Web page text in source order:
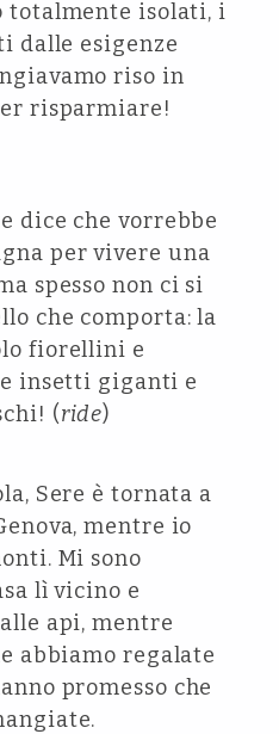
totalmente isolati, i
dalle esigenze
riso in
risparmiare!
dice che vorrebbe
per vivere una
spesso non ci si
che comporta: la
fiorellini e
insetti giganti e
(ride)
Sere è tornata a
mentre io
Mi sono
lì vicino e
api, mentre
abbiamo regalate
promesso che